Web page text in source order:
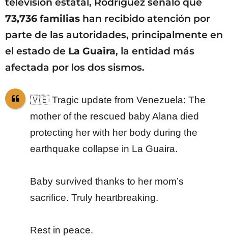
73,736 familias han recibido atención por
parte de las autoridades, principalmente en
el estado de La Guaira, la entidad más
afectada por los dos sismos.
🇻🇪 Tragic update from Venezuela: The
mother of the rescued baby Alana died
protecting her with her body during the
earthquake collapse in La Guaira.
Baby survived thanks to her mom’s
sacrifice. Truly heartbreaking.
Rest in peace.